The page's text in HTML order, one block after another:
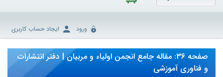
ورود ایجاد حساب کاربری
صفحه ۳۶: مقاله جامع انجمن اولیاء و مربیان | دفتر انتشارات
و فناوری آموزشی